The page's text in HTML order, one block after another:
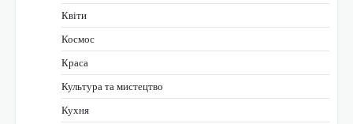
Квіти
Космос
Краса
Культура та мистецтво
Кухня